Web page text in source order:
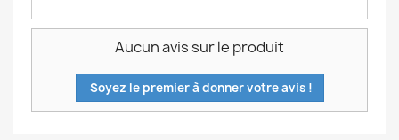
Aucun avis sur le produit
Soyez le premier à donner votre avis !